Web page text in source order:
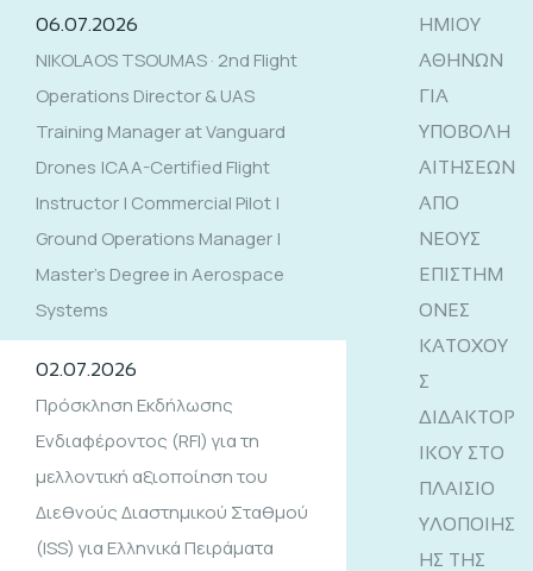
06.07.2026
NIKOLAOS TSOUMAS · 2nd Flight
Operations Director & UAS
Training Manager at Vanguard
Drones |CAA-Certified Flight
Instructor | Commercial Pilot |
Ground Operations Manager |
Master’s Degree in Aerospace
Systems
02.07.2026
Πρόσκληση Εκδήλωσης
Ενδιαφέροντος (RFI) για τη
μελλοντική αξιοποίηση του
Διεθνούς Διαστημικού Σταθμού
(ISS) για Ελληνικά Πειράματα
ΗΜΙΟΥ
ΑΘΗΝΩΝ
ΓΙΑ
ΥΠΟΒΟΛΗ
ΑΙΤΗΣΕΩΝ
ΑΠΟ
ΝΕΟΥΣ
ΕΠΙΣΤΗΜ
ΟΝΕΣ
ΚΑΤΟΧΟΥ
Σ
ΔΙΔΑΚΤΟΡ
ΙΚΟΥ ΣΤΟ
ΠΛΑΙΣΙΟ
ΥΛΟΠΟΙΗΣ
ΗΣ ΤΗΣ